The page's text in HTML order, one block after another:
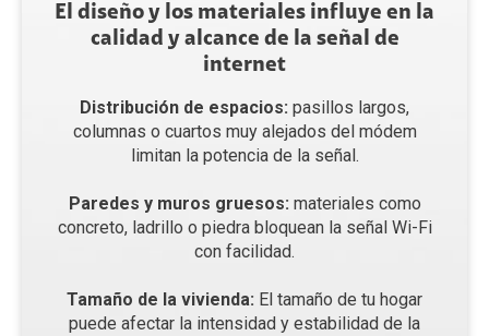
El diseño y los materiales influye en la
calidad y alcance de la señal de
internet
Distribución de espacios: pasillos largos,
columnas o cuartos muy alejados del módem
limitan la potencia de la señal.
Paredes y muros gruesos: materiales como
concreto, ladrillo o piedra bloquean la señal Wi-Fi
con facilidad.
Tamaño de la vivienda: El tamaño de tu hogar
puede afectar la intensidad y estabilidad de la